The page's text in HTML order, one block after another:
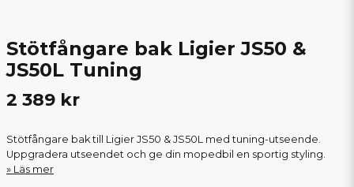
Stötfångare bak Ligier JS50 &
JS50L Tuning
2 389 kr
Stötfångare bak till Ligier JS50 & JS50L med tuning-utseende.
Uppgradera utseendet och ge din mopedbil en sportig styling.
Läs mer